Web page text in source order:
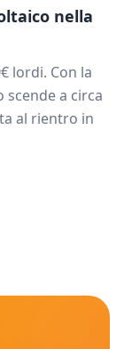
nella
€ lordi. Con la
scende a circa
al rientro in